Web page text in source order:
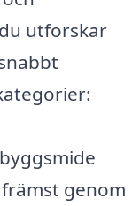
utforskar
genom